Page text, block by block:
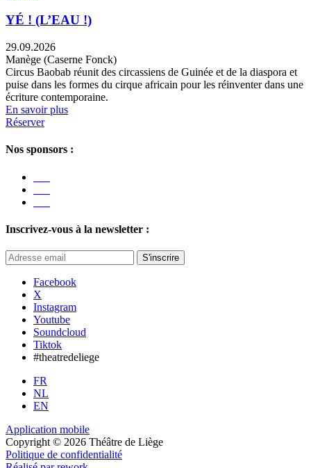
YÉ ! (L’EAU !)
29.09.2026
Manège (Caserne Fonck)
Circus Baobab réunit des circassiens de Guinée et de la diaspora et
puise dans les formes du cirque africain pour les réinventer dans une
écriture contemporaine.
En savoir plus
Réserver
Nos sponsors :
Inscrivez-vous à la newsletter :
S'inscrire
Facebook
X
Instagram
Youtube
Soundcloud
Tiktok
#theatredeliege
FR
NL
EN
Application mobile
Copyright © 2026 Théâtre de Liège
Politique de confidentialité